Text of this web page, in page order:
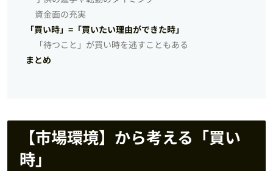
資金面の充実
「買い時」=「買いたい理由ができた時」
「待つこと」が買い時を逃すこともある
まとめ
【市場環境】から考える「買い
時」